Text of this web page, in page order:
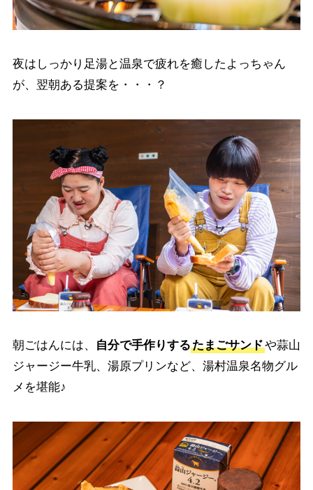
夜はしっかり足湯と温泉で疲れを癒したよっちゃん
が、翌朝ある提案を・・・？
朝ごはんには、 自分で手作りするたまごサンドや蒜山
ジャージー牛乳、湯原プリンなど、湯村温泉名物グル
メを堪能♪